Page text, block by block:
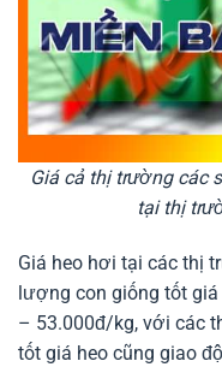
Giá cả thị trường các
tại thị
Giá heo hơi tại các thị
lượng con giống tốt
– 53.000đ/kg, với các
tốt giá heo cũng giao